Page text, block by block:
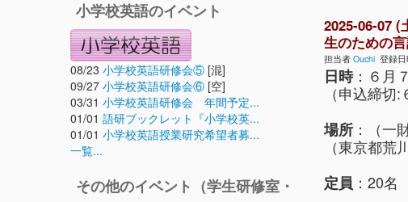
小学校英語のイベント
08/23 小学校英語研修会⑤ [混]
09/27 小学校英語研修会⑥ [空]
03/31 小学校英語研修会 年間予定...
01/01 語研ブックレット『小学校英...
01/01 小学校英語授業研究希望者募...
一覧...
その他のイベント（学生研修室・
2025-06-07
生のための
担当者 Ouchi 登録
日時：６月
（申込締切
場所 ：（一
（東京都荒
定員 ：20名